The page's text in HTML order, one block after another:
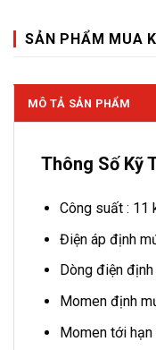
SẢN PHẨM MUA
MÔ TẢ SẢN PHẨM
Thông Số Kỹ
Công suất : 11
Điện áp định
Dòng điện
Momen định
Momen tới hạn